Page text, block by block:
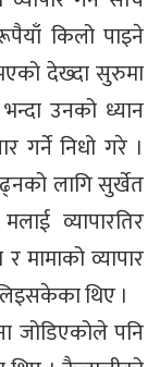
किलो पाइने
देख्दा सुरुमा
उनको ध्यान
गर्ने निधो गरे ।
लागि सुर्खेत
व्यापारतिर
मामाको व्यापार
थिए ।
जोडिएकोले पनि